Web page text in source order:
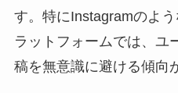
す。特にInstagramのよ
ラットフォームでは、ユ
稿を無意識に避ける傾向